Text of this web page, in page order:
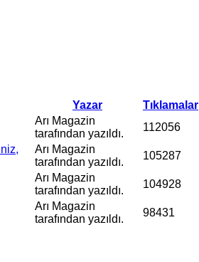
Yazar
Tıklamalar
Arı Magazin
tarafından yazıldı.
112056
Arı Magazin
tarafından yazıldı.
105287
Arı Magazin
tarafından yazıldı.
104928
Arı Magazin
tarafından yazıldı.
98431